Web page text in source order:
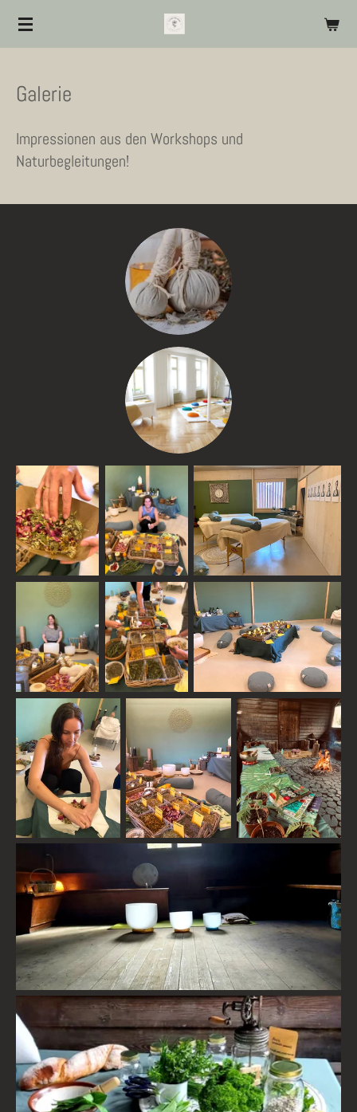
Zum
Galerie
Impressionen aus den Workshops und
Naturbegleitungen!